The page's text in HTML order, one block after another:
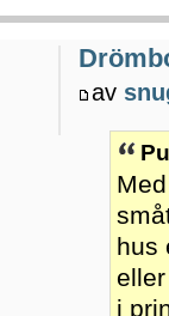
av
hus
i